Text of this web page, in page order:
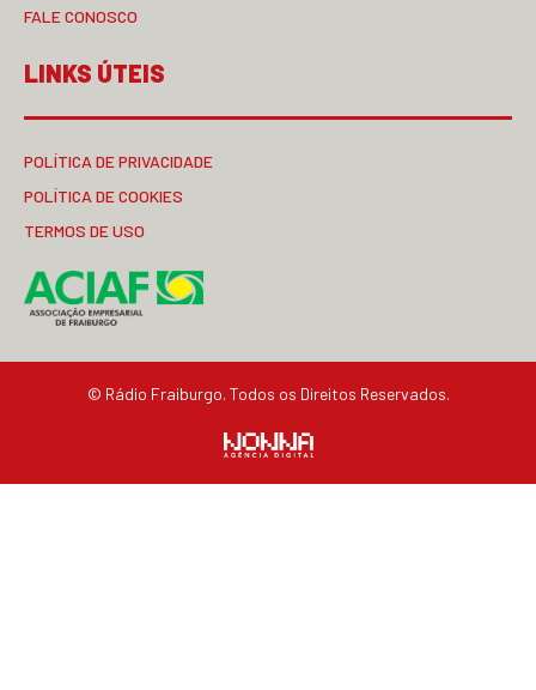
FALE CONOSCO
LINKS ÚTEIS
POLÍTICA DE PRIVACIDADE
POLÍTICA DE COOKIES
TERMOS DE USO
© Rádio Fraiburgo. Todos os Direitos Reservados.